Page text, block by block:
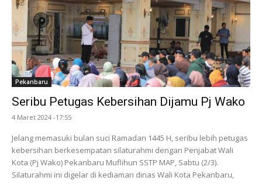
Pekanbaru
Seribu Petugas Kebersihan Dijamu Pj Wako
4 Maret 2024 -17:55
Jelang memasuki bulan suci Ramadan 1445 H, seribu lebih petugas
kebersihan berkesempatan silaturahmi dengan Penjabat Wali
Kota (Pj Wako) Pekanbaru Muflihun SSTP MAP, Sabtu (2/3).
Silaturahmi ini digelar di kediaman dinas Wali Kota Pekanbaru,